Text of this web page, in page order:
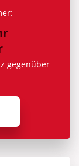
gegenüber